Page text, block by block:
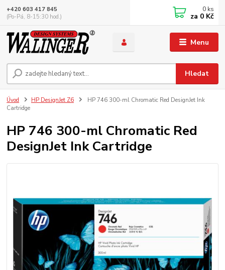
Menu
Hledat
+420 603 417 845
(Po-Pá, 8-15:30 hod.)
0 ks
za 0 Kč
Úvod HP DesignJet Z6
HP 746 300-ml Chromatic Red DesignJet Ink
Cartridge
HP 746 300-ml Chromatic Red
DesignJet Ink Cartridge